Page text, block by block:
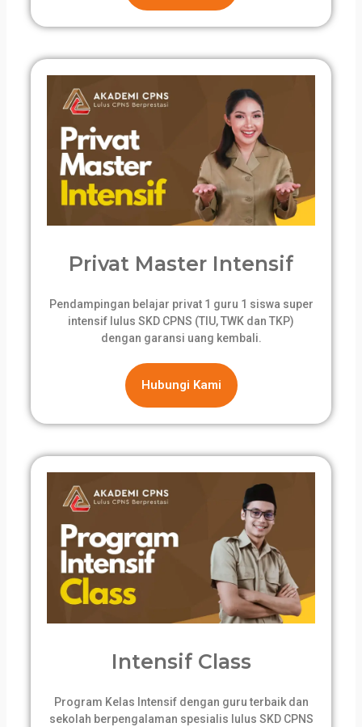
Privat Master Intensif
Pendampingan belajar privat 1 guru 1 siswa super
intensif lulus SKD CPNS (TIU, TWK dan TKP)
dengan garansi uang kembali.
Hubungi Kami
Intensif Class
Program Kelas Intensif dengan guru terbaik dan
sekolah berpengalaman spesialis lulus SKD CPNS